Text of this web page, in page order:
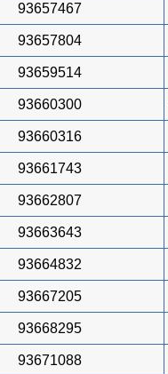
93657467
93657804
93659514
93660300
93660316
93661743
93662807
93663643
93664832
93667205
93668295
93671088